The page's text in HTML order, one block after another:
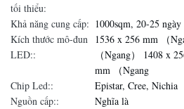
tối thiểu:
Khả năng cung cấp: 1000sqm, 20-25 ngày
Kích thước mô-đun
LED::
1536 x 256 mm （
（Ngang） 1408 x
mm （Ngang
Chip Led::
Epistar, Cree, Nichia
Nguồn cấp::
Nghĩa là